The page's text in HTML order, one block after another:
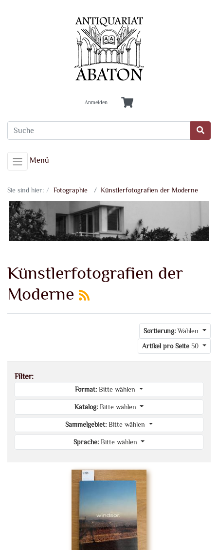
Anmelden
Menü
Sie sind hier: Fotographie Künstlerfotografien der Moderne
Künstlerfotografien der
Moderne
Sortierung: Wählen
Artikel pro Seite 50
Filter:
Format: Bitte wählen
Katalog: Bitte wählen
Sammelgebiet: Bitte wählen
Sprache: Bitte wählen